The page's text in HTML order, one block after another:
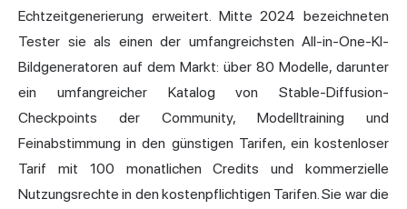
Echtzeitgenerierung erweitert. Mitte 2024 bezeichneten
Tester sie als einen der umfangreichsten All-in-One-KI-
Bildgeneratoren auf dem Markt: über 80 Modelle, darunter
ein umfangreicher Katalog von Stable-Diffusion-
Checkpoints der Community, Modelltraining und
Feinabstimmung in den günstigen Tarifen, ein kostenloser
Tarif mit 100 monatlichen Credits und kommerzielle
Nutzungsrechte in den kostenpflichtigen Tarifen. Sie war die